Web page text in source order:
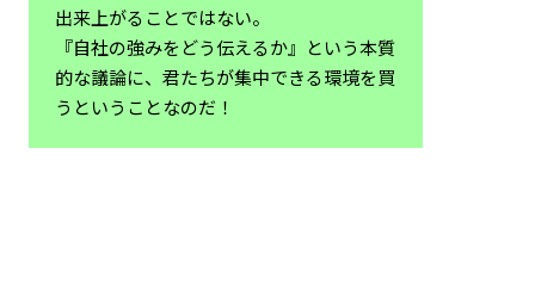
出来上がることではない。
『自社の強みをどう伝えるか』という本質
的な議論に、君たちが集中できる環境を買
うということなのだ！